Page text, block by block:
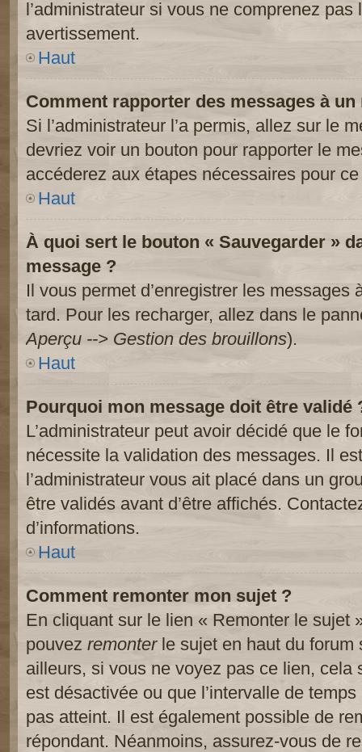
l’administrateur si vous ne comprenez
avertissement.
Haut
Comment rapporter des messages à
Si l’administrateur l’a permis, allez sur le
devriez voir un bouton pour rapporter le
accéderez aux étapes nécessaires pour
Haut
À quoi sert le bouton « Sauvegarder »
message ?
Il vous permet d’enregistrer les messages
tard. Pour les recharger, allez dans le
Aperçu --> Gestion des brouillons).
Haut
Pourquoi mon message doit être validé
L’administrateur peut avoir décidé que le
nécessite la validation des messages. Il
l’administrateur vous ait placé dans un
être validés avant d’être affichés.
d’informations.
Haut
Comment remonter mon sujet ?
En cliquant sur le lien « Remonter le sujet
pouvez remonterle sujet en haut du forum
ailleurs, si vous ne voyez pas ce lien, cela
est désactivée ou que l’intervalle de
pas atteint. Il est également possible de
répondant. Néanmoins, assurez-vous de